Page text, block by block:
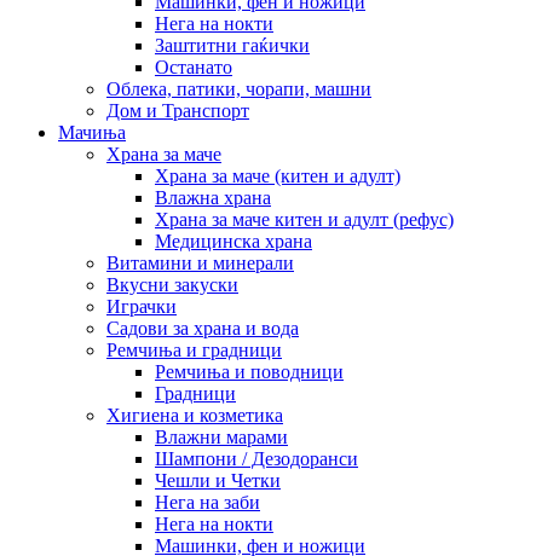
Нега на нокти
Заштитни гаќички
Останато
Облека, патики, чорапи, машни
Дом и Транспорт
Мачиња
Храна за маче
Храна за маче (китен и адулт)
Влажна храна
Храна за маче китен и адулт (рефус)
Медицинска храна
Витамини и минерали
Вкусни закуски
Играчки
Садови за храна и вода
Ремчиња и градници
Ремчиња и поводници
Градници
Хигиена и козметика
Влажни марами
Шампони / Дезодоранси
Чешли и Четки
Нега на заби
Нега на нокти
Машинки, фен и ножици